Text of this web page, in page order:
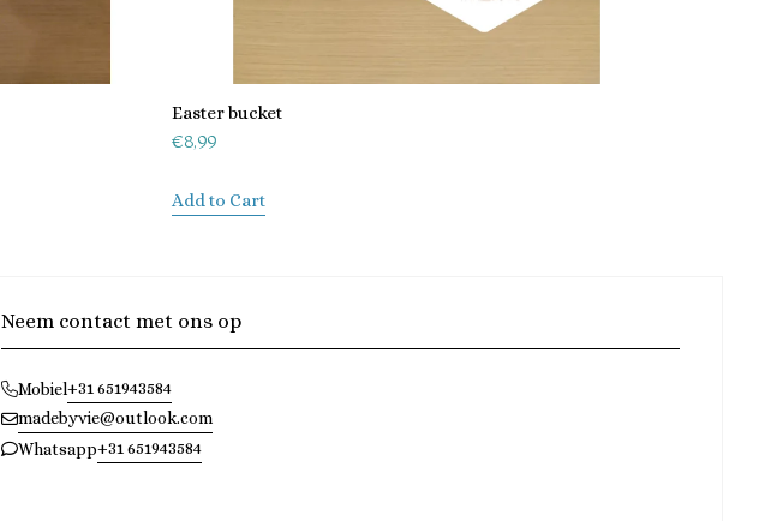
Easter bucket
€8,99
Add to Cart
Neem contact met ons op
Mobiel+31 651943584
madebyvie@outlook.com
Whatsapp+31 651943584